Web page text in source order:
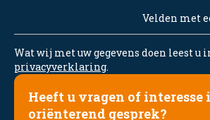
Velden met
Wat wij met uw gegevens doen leest u
privacyverklaring.
Heeft u vragen of interesse
oriënterend gesprek?